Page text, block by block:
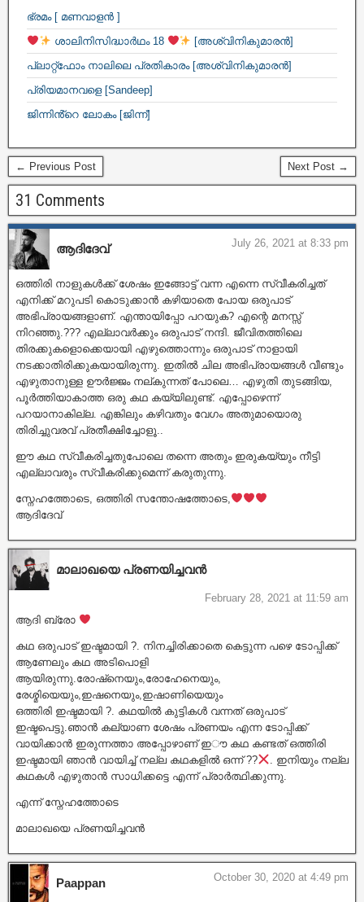
ഭ്രമം [ മണവാളൻ ]
ശാലിനിസിദ്ധാർഥം 18
[അശ്വിനികുമാരൻ]
പ്ലാറ്റ്ഫോം നാലിലെ പ്രതികാരം [അശ്വിനികുമാരൻ]
പ്രിയമാനവളെ [Sandeep]
ജിന്നിൻ്റെ ലോകം [ജിന്ന്]
← Previous Post Next Post →
31 Comments
ആദിദേവ് July 26, 2021 at 8:33 pm
ഒത്തിരി നാളുകൾക്ക് ശേഷം ഇങ്ങോട്ട് വന്ന എന്നെ സ്വീകരിച്ചത്
എനിക്ക് മറുപടി കൊടുക്കാൻ കഴിയാതെ പോയ ഒരുപാട്
അഭിപ്രായങ്ങളാണ്. എന്തായിപ്പോ പറയുക? എന്റെ മനസ്സ്
നിറഞ്ഞു.??? എല്ലാവർക്കും ഒരുപാട് നന്ദി. ജീവിതത്തിലെ
തിരക്കുകളൊക്കെയായി എഴുത്തൊന്നും ഒരുപാട് നാളായി
നടക്കാതിരിക്കുകയായിരുന്നു. ഇതിൽ ചില അഭിപ്രായങ്ങൾ വീണ്ടും
എഴുതാനുള്ള ഊർജ്ജം നല്കുന്നത് പോലെ… എഴുതി തുടങ്ങിയ,
പൂർത്തിയാകാത്ത ഒരു കഥ കയ്യിലുണ്ട്. എപ്പോഴെന്ന്
പറയാനാകില്ല. എങ്കിലും കഴിവതും വേഗം അതുമായൊരു
തിരിച്ചുവരവ് പ്രതീക്ഷിച്ചോളൂ..
ഈ കഥ സ്വീകരിച്ചതുപോലെ തന്നെ അതും ഇരുകയ്യും നീട്ടി
എല്ലാവരും സ്വീകരിക്കുമെന്ന് കരുതുന്നു.
സ്നേഹത്തോടെ, ഒത്തിരി സന്തോഷത്തോടെ,
ആദിദേവ്
മാലാഖയെ പ്രണയിച്ചവൻ
February 28, 2021 at 11:59 am
ആദി ബ്രോ
കഥ ഒരുപാട് ഇഷ്ടമായി ?. നിനച്ചിരിക്കാതെ കെട്ടുന്ന പഴെ ടോപ്പിക്ക്
ആണേലും കഥ അടിപൊളി
ആയിരുന്നു.രോഷ്‌നെയും,രോഹേനെയും,
രേശ്മിയെയും,ഇഷനെയും,ഇഷാണിയെയും
ഒത്തിരി ഇഷ്ടമായി ?. കഥയിൽ കുട്ടികൾ വന്നത് ഒരുപാട്
ഇഷ്ടപെട്ടു.ഞാൻ കല്യാണ ശേഷം പ്രണയം എന്ന ടോപ്പിക്ക്
വായിക്കാൻ ഇരുന്നത്താ അപ്പോഴാണ് ഇൗ കഥ കണ്ടത് ഒത്തിരി
ഇഷ്ടമായി ഞാൻ വായിച്ച് നല്ല കഥകളിൽ ഒന്ന് ??
. ഇനിയും നല്ല
കഥകൾ എഴുതാൻ സാധിക്കട്ടെ എന്ന് പ്രാർത്ഥിക്കുന്നു.
എന്ന് സ്നേഹത്തോടെ
മാലാഖയെ പ്രണയിച്ചവൻ
Paappan October 30, 2020 at 4:49 pm